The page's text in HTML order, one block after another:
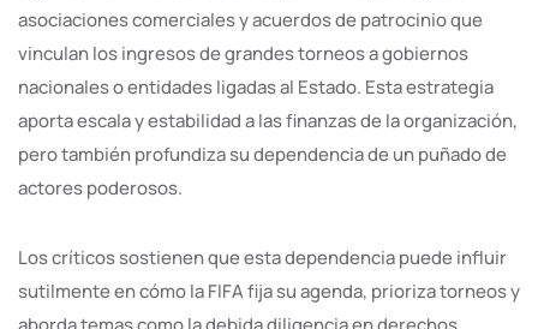
asociaciones comerciales y acuerdos de patrocinio que
vinculan los ingresos de grandes torneos a gobiernos
nacionales o entidades ligadas al Estado. Esta estrategia
aporta escala y estabilidad a las finanzas de la organización,
pero también profundiza su dependencia de un puñado de
actores poderosos.
Los críticos sostienen que esta dependencia puede influir
sutilmente en cómo la FIFA fija su agenda, prioriza torneos y